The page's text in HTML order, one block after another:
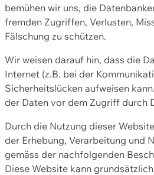
bemühen wir uns, die
fremden Zugriffen, Verlusten,
Fälschung zu schützen.
Wir weisen darauf hin, dass die
Internet (z.B. bei der
Sicherheitslücken aufweisen
der Daten vor dem Zugriff durch
Durch die Nutzung dieser
der Erhebung, Verarbeitung und
gemäss der nachfolgenden
Diese Website kann